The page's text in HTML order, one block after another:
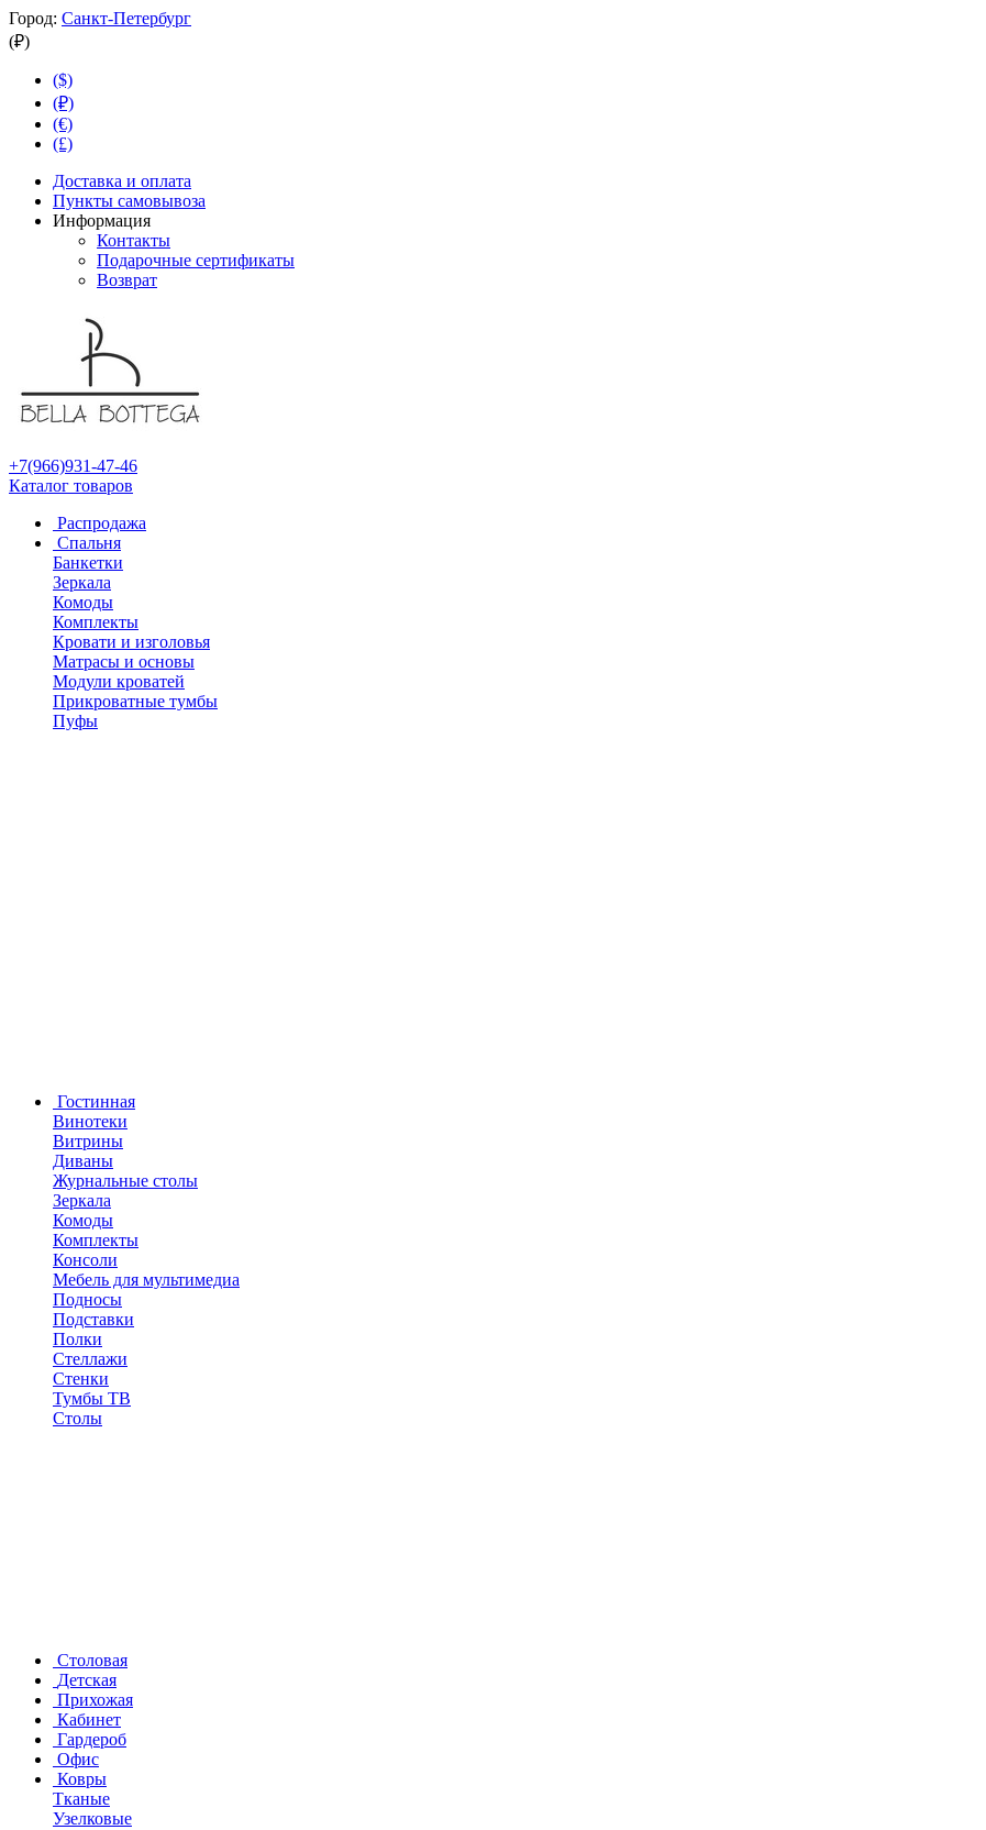
Город: Санкт-Петербург
(₽)
($)
(₽)
(€)
(£)
Доставка и оплата
Пункты самовывоза
Информация
Контакты
Подарочные сертификаты
Возврат
+7(966)931-47-46
Каталог товаров
Распродажа
Спальня
Банкетки
Зеркала
Комоды
Комплекты
Кровати и изголовья
Матрасы и основы
Модули кроватей
Прикроватные тумбы
Пуфы
Гостинная
Винотеки
Витрины
Диваны
Журнальные столы
Зеркала
Комоды
Комплекты
Консоли
Мебель для мультимедиа
Подносы
Подставки
Полки
Стеллажи
Стенки
Тумбы ТВ
Столы
Столовая
Детская
Прихожая
Кабинет
Гардероб
Офис
Ковры
Тканые
Узелковые